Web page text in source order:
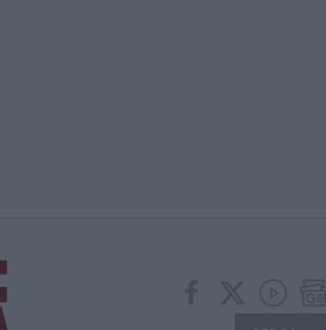
Incidente coinvolge tre auto sull’A2,